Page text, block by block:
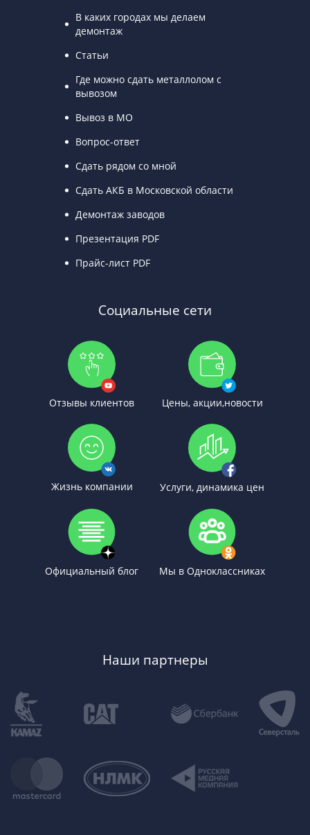
В каких городах мы делаем
демонтаж
Статьи
Где можно сдать металлолом с
вывозом
Вывоз в МО
Вопрос-ответ
Сдать рядом со мной
Сдать АКБ в Московской области
Демонтаж заводов
Презентация PDF
Прайс-лист PDF
Социальные сети
Отзывы клиентов Цены, акции,новости
Жизнь компании Услуги, динамика цен
Официальный блог Мы в Одноклассниках
Наши партнеры